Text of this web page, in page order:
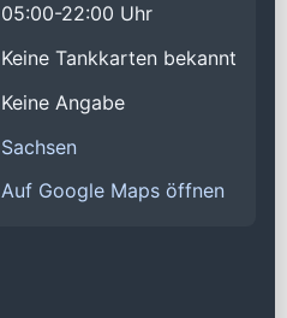
05:00-22:00 Uhr
Keine Tankkarten bekannt
Keine Angabe
Sachsen
Auf Google Maps öffnen